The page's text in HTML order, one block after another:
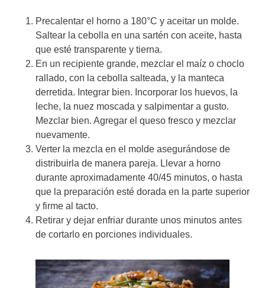
Precalentar el horno a 180°C y aceitar un molde.
Saltear la cebolla en una sartén con aceite, hasta
que esté transparente y tierna.
En un recipiente grande, mezclar el maíz o choclo
rallado, con la cebolla salteada, y la manteca
derretida. Integrar bien. Incorporar los huevos, la
leche, la nuez moscada y salpimentar a gusto.
Mezclar bien. Agregar el queso fresco y mezclar
nuevamente.
Verter la mezcla en el molde asegurándose de
distribuirla de manera pareja. Llevar a horno
durante aproximadamente 40/45 minutos, o hasta
que la preparación esté dorada en la parte superior
y firme al tacto.
Retirar y dejar enfriar durante unos minutos antes
de cortarlo en porciones individuales.